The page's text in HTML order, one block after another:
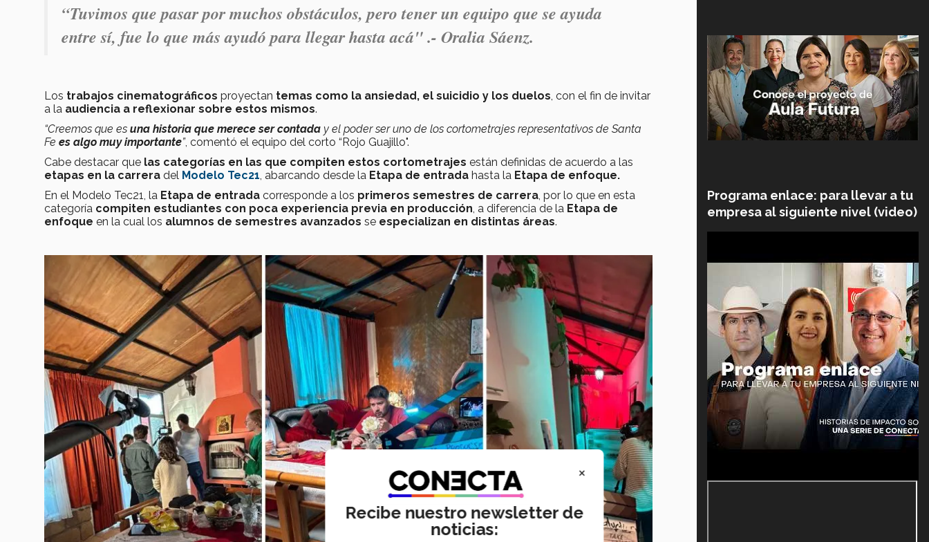
“Tuvimos que pasar por muchos obstáculos, pero tener un equipo que se ayuda
entre sí, fue lo que más ayudó para llegar hasta acá" .- Oralia Sáenz.
Los trabajos cinematográficos proyectan temas como la ansiedad, el suicidio y los duelos , con el fin de invitar
a la audiencia a reflexionar sobre estos mismos.
“Creemos que es una historia que merece ser contada y el poder ser uno de los cortometrajes representativos de Santa
Fe es algo muy importante”, comentó el equipo del corto “Rojo Guajillo".
Cabe destacar que las categorías en las que compiten estos cortometrajes están definidas de acuerdo a las
etapas en la carrera del Modelo Tec21 , abarcando desde la Etapa de entrada hasta la Etapa de enfoque.
En el Modelo Tec21, la Etapa de entrada corresponde a los primeros semestres de carrera , por lo que en esta
categoría compiten estudiantes con poca experiencia previa en producción , a diferencia de la Etapa de
enfoque en la cual los alumnos de semestres avanzados se especializan en distintas áreas.
Programa enlace: para llevar a tu
empresa al siguiente nivel (video)
×
Recibe nuestro newsletter de
noticias: